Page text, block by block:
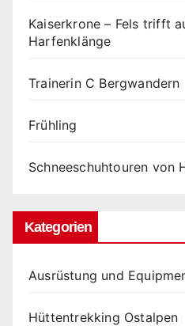
Kaiserkrone – Fels trifft
Harfenklänge
Trainerin C Bergwandern
Frühling
Schneeschuhtouren von
Kategorien
Ausrüstung und
Hüttentrekking Ostalpen